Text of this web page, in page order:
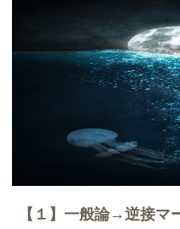
【１】一般論→逆接
TOEIC3